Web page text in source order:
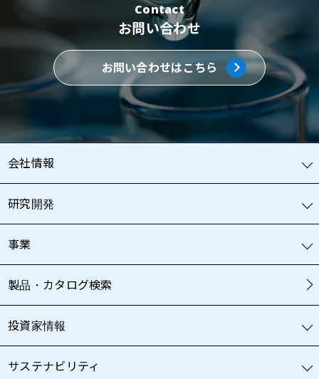
Contact
お問い合わせ
お問い合わせはこちら
会社情報
研究開発
事業
製品・カタログ検索
投資家情報
サステナビリティ